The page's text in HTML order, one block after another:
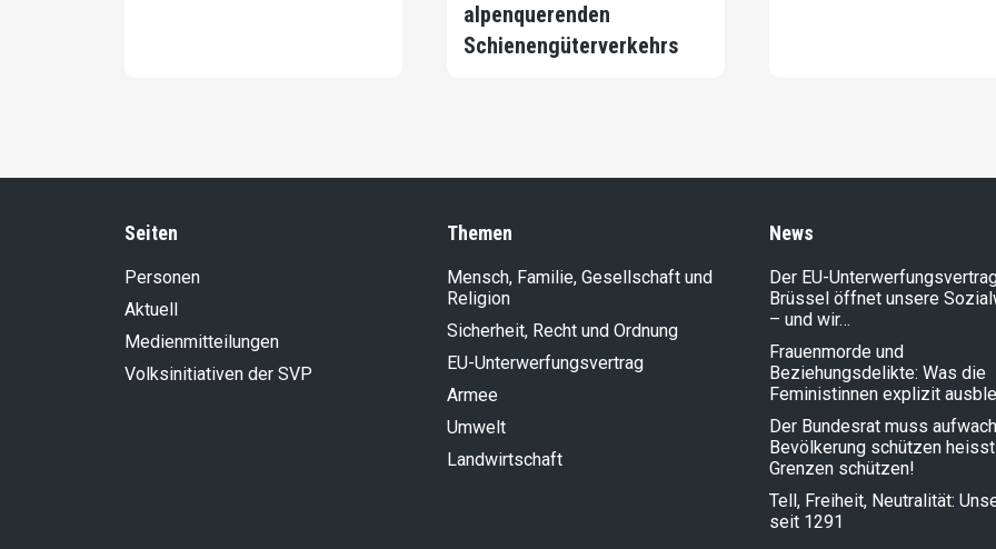
alpenquerenden
Schienengüterverkehrs
Seiten
Personen
Aktuell
Medienmitteilungen
Volksinitiativen der SVP
Themen
Mensch, Familie, Gesellschaft und
Religion
Sicherheit, Recht und Ordnung
EU-Unterwerfungsvertrag
Armee
Umwelt
Landwirt­schaft
News
Der EU-
Brüssel öffnet unsere
– und wir…
Frauenmorde und
Beziehungsdelikte: Was die
Feministinnen explizit
Der Bundesrat muss
Bevölkerung schützen heisst
Grenzen schützen!
Tell, Freiheit, Neutralität:
seit 1291